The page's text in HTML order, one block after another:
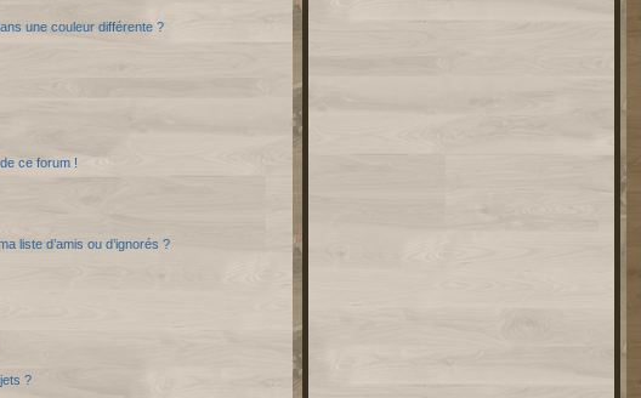
une couleur différente ?
ce forum !
liste d’amis ou d’ignorés ?
?